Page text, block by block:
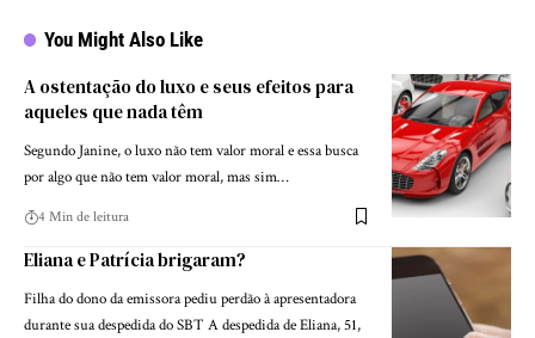
You Might Also Like
A ostentação do luxo e seus efeitos para
aqueles que nada têm
Segundo Janine, o luxo não tem valor moral e essa busca
por algo que não tem valor moral, mas sim…
4 Min de leitura
Eliana e Patrícia brigaram?
Filha do dono da emissora pediu perdão à apresentadora
durante sua despedida do SBT A despedida de Eliana, 51,